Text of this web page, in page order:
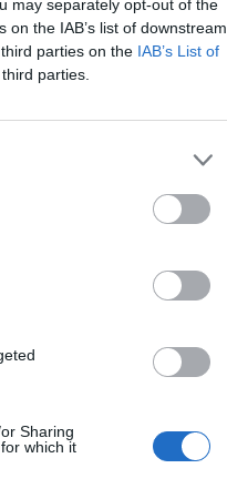
may separately opt-out of the
the IAB’s list of downstream
parties on the IAB’s List of
parties.
Sharing
which it
dziełach
Judym,
jednak na
tym
roli pasuje,
W
w
ze
tylko
Jeśli
w